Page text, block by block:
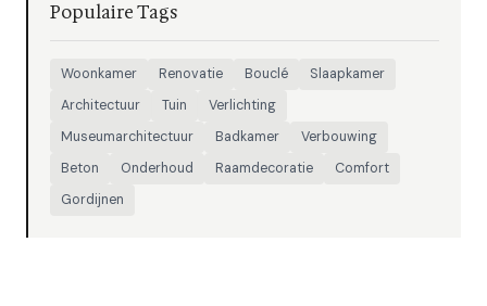
Populaire Tags
Woonkamer Renovatie Bouclé
Slaapkamer
Architectuur
Tuin
Verlichting
Museumarchitectuur
Badkamer
Verbouwing
Beton
Onderhoud Raamdecoratie
Comfort
Gordijnen